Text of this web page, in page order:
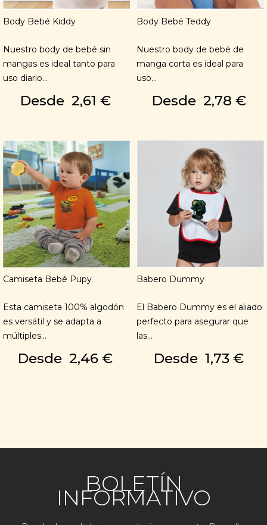
Body Bebé Kiddy
Nuestro body de bebé sin
mangas es ideal tanto para
uso diario...
Desde 2,61 €
Body Bebé Teddy
Nuestro body de bebé de
manga corta es ideal para
uso...
Desde 2,78 €
Camiseta Bebé Pupy
Esta camiseta 100% algodón
es versátil y se adapta a
múltiples...
Desde 2,46 €
Babero Dummy
El Babero Dummy es el aliado
perfecto para asegurar que
las...
Desde 1,73 €
BOLETÍN
INFORMATIVO